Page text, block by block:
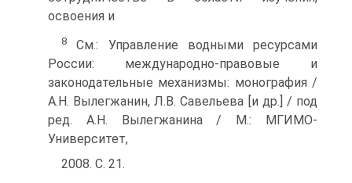
освоения и
8
См.: Управление водными ресурсами
России: международно-правовые и
законодательные механизмы: монография /
А.Н. Вылегжанин, Л.В. Савельева [и др.] / под
ред. А.Н. Вылегжанина / М.: МГИМО-
Университет,
2008. С. 21.